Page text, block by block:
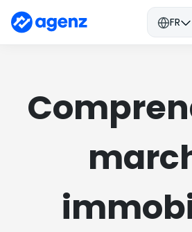
FR
ACCUEIL COMPRENDRE LE